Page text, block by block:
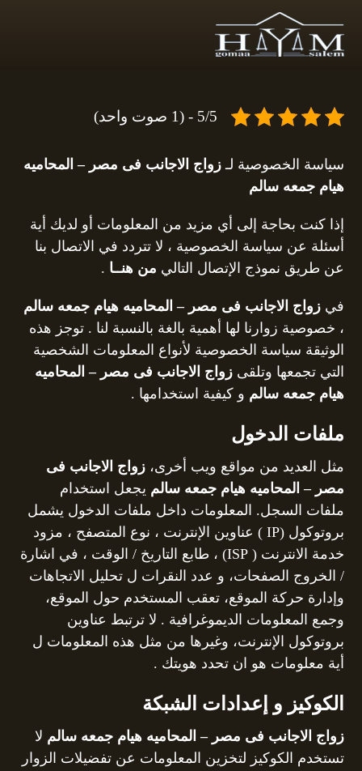
5/5 - (1 صوت واحد)
سياسة الخصوصية لـزواج الاجانب فى مصر – المحاميه
هيام جمعه سالم
إذا كنت بحاجة إلى أي مزيد من المعلومات أو لديك أية
أسئلة عن سياسة الخصوصية ، لا تتردد في الاتصال بنا
عن طريق نموذج الإتصال التالي من هنــا .
فيزواج الاجانب فى مصر – المحاميه هيام جمعه سالم
، خصوصية زوارنا لها أهمية بالغة بالنسبة لنا . توجز هذه
الوثيقة سياسة الخصوصية لأنواع المعلومات الشخصية
التي تجمعها وتلقىزواج الاجانب فى مصر – المحاميه
هيام جمعه سالم و كيفية استخدامها .
ملفات الدخول
مثل العديد من مواقع ويب أخرى،زواج الاجانب فى
مصر – المحاميه هيام جمعه سالم يجعل استخدام
ملفات السجل. المعلومات داخل ملفات الدخول يشمل
بروتوكول (IP ) عناوين الإنترنت ، نوع المتصفح ، مزود
خدمة الانترنت ( ISP) ، طابع التاريخ / الوقت ، في اشارة
/ الخروج الصفحات، و عدد النقرات ل تحليل الاتجاهات
وإدارة حركة الموقع، تعقب المستخدم حول الموقع،
وجمع المعلومات الديموغرافية . لا ترتبط عناوين
بروتوكول الإنترنت، وغيرها من مثل هذه المعلومات ل
أية معلومات هو ان تحدد هويتك .
الكوكيز و إعدادات الشبكة
زواج الاجانب فى مصر – المحاميه هيام جمعه سالم لا
تستخدم الكوكيز لتخزين المعلومات عن تفضيلات الزوار